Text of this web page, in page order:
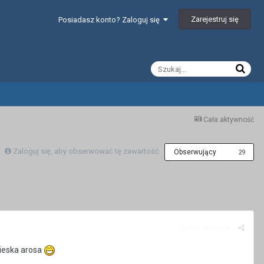
Posiadasz konto? Zaloguj się Zarejestruj się
Cała aktywność
Zaloguj się, aby obserwować tę zawartość Obserwujący 29
arosa